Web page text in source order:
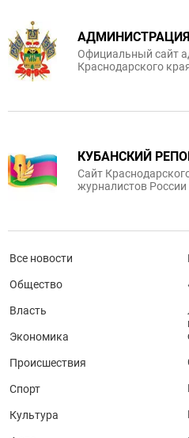
АДМИНИСТРАЦИЯ
Официальный сайт
Краснодарского
КУБАНСКИЙ
Сайт
журналистов России
Все новости
Общество
Власть
Экономика
Происшествия
Спорт
Культура